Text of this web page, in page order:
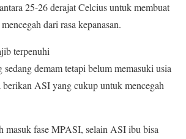
25-26 derajat Celcius untuk membuat
dari rasa kepanasan.
terpenuhi
demam tetapi belum memasuki usia
berikan ASI yang cukup untuk mencegah
masuk fase MPASI, selain ASI ibu bisa